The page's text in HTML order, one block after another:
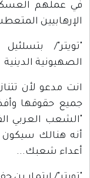
في عملهم
الإرهابيين
"تويتر"/
الصهيونية الدينية
انت مدعو لأن
جميع حقوقها
"الشعب العربي
أنه هنالك سيكون
أعداء شعبك...